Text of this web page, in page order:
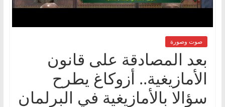
صوت وصورة
بعد المصادقة على قانون
الأمازيغية.. أزوكاغ يطرح
سؤالا بالأمازيغية في البرلمان